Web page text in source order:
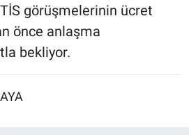
görüşmelerinin ücret
önce anlaşma
bekliyor.